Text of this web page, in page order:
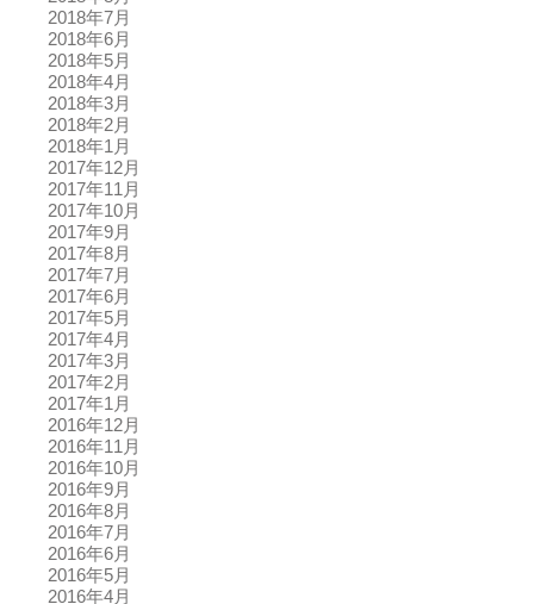
2018年7月
2018年6月
2018年5月
2018年4月
2018年3月
2018年2月
2018年1月
2017年12月
2017年11月
2017年10月
2017年9月
2017年8月
2017年7月
2017年6月
2017年5月
2017年4月
2017年3月
2017年2月
2017年1月
2016年12月
2016年11月
2016年10月
2016年9月
2016年8月
2016年7月
2016年6月
2016年5月
2016年4月